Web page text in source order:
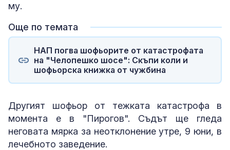
му.
Още по темата
НАП погва шофьорите от катастрофата
на "Челопешко шосе": Скъпи коли и
шофьорска книжка от чужбина
Другият шофьор от тежката катастрофа в
момента е в "Пирогов". Съдът ще гледа
неговата мярка за неотклонение утре, 9 юни, в
лечебното заведение.